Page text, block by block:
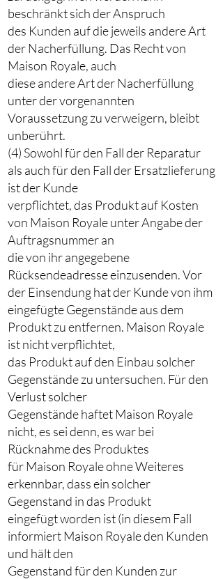
beschränkt sich der Anspruch
des Kunden auf die jeweils andere Art
der Nacherfüllung. Das Recht von
Maison Royale, auch
diese andere Art der Nacherfüllung
unter der vorgenannten
Voraussetzung zu verweigern, bleibt
unberührt.
(4) Sowohl für den Fall der Reparatur
als auch für den Fall der Ersatzlieferung
ist der Kunde
verpflichtet, das Produkt auf Kosten
von Maison Royale unter Angabe der
Auftragsnummer an
die von ihr angegebene
Rücksendeadresse einzusenden. Vor
der Einsendung hat der Kunde von ihm
eingefügte Gegenstände aus dem
Produkt zu entfernen. Maison Royale
ist nicht verpflichtet,
das Produkt auf den Einbau solcher
Gegenstände zu untersuchen. Für den
Verlust solcher
Gegenstände haftet Maison Royale
nicht, es sei denn, es war bei
Rücknahme des Produktes
für Maison Royale ohne Weiteres
erkennbar, dass ein solcher
Gegenstand in das Produkt
eingefügt worden ist (in diesem Fall
informiert Maison Royale den Kunden
und hält den
Gegenstand für den Kunden zur